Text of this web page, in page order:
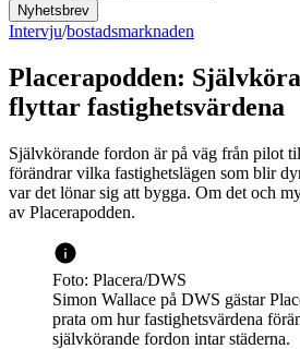
Nyhetsbrev
Intervju/bostadsmarknaden
Placerapodden:
flyttar fastighetsvärdena
Självkörande fordon är på väg från pilot
förändrar vilka fastighetslägen som blir
var det lönar sig att bygga. Om det och
av Placerapodden.
Foto: Placera/DWS
Simon Wallace på DWS gästar
prata om hur fastighetsvärdena
självkörande fordon intar städerna.